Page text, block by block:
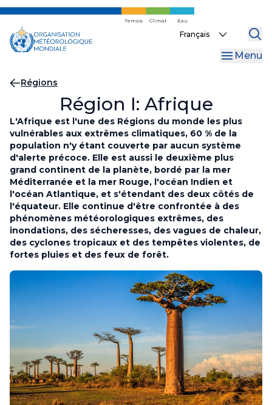
Skip
main
content
Temps Climat Eau
Select
Menu
Fil
d'Ariane
Régions
Région I: Afrique
L'Afrique est l'une des Régions du monde les plus
vulnérables aux extrêmes climatiques, 60 % de la
population n'y étant couverte par aucun système
d'alerte précoce. Elle est aussi le deuxième plus
grand continent de la planète, bordé par la mer
Méditerranée et la mer Rouge, l'océan Indien et
l'océan Atlantique, et s'étendant des deux côtés de
l'équateur. Elle continue d'être confrontée à des
phénomènes météorologiques extrêmes, des
inondations, des sécheresses, des vagues de chaleur,
des cyclones tropicaux et des tempêtes violentes, de
fortes pluies et des feux de forêt.